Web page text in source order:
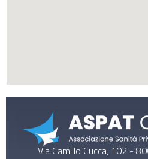
Via Camillo Cucca, 102 -